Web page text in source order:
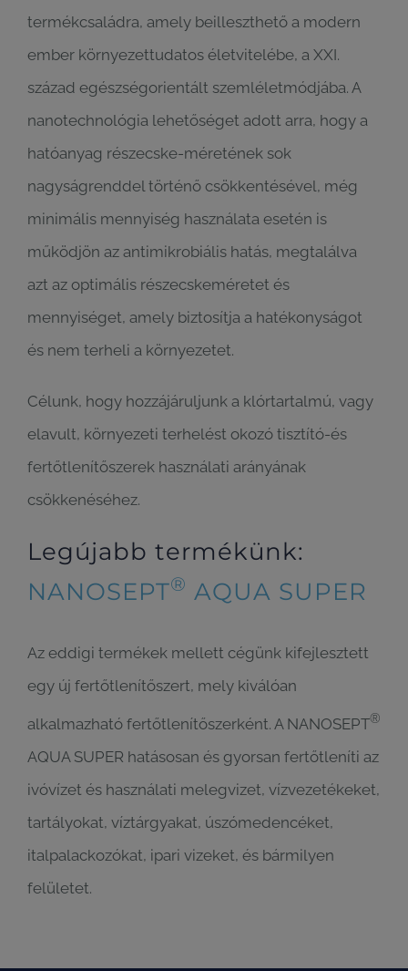
termékcsaládra, amely beilleszthető a modern
ember környezettudatos életvitelébe, a XXI.
század egészségorientált szemléletmódjába. A
nanotechnológia lehetőséget adott arra, hogy a
hatóanyag részecske-méretének sok
nagyságrenddel történő csökkentésével, még
minimális mennyiség használata esetén is
működjön az antimikrobiális hatás, megtalálva
azt az optimális részecskeméretet és
mennyiséget, amely biztosítja a hatékonyságot
és nem terheli a környezetet.
Célunk, hogy hozzájáruljunk a klórtartalmú, vagy
elavult, környezeti terhelést okozó tisztító-és
fertőtlenítőszerek használati arányának
csökkenéséhez.
Legújabb termékünk:
NANOSEPT® AQUA SUPER
Az eddigi termékek mellett cégünk kifejlesztett
egy új fertőtlenítőszert, mely kiválóan
alkalmazható fertőtlenítőszerként. A NANOSEPT®
AQUA SUPER hatásosan és gyorsan fertőtleníti az
ivóvízet és használati melegvizet, vízvezetékeket,
tartályokat, víztárgyakat, úszómedencéket,
italpalackozókat, ipari vizeket, és bármilyen
felületet.